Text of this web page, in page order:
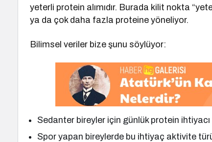
yeterli protein alımıdır. Burada kilit nokta
ya da çok daha fazla proteine yöneliyor.
Bilimsel veriler bize şunu söylüyor:
Sedanter bireyler için günlük protein ihtiyacı
Spor yapan bireylerde bu ihtiyaç aktivite